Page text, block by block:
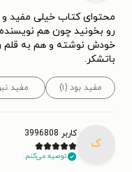
محتوای کتاب خیلی مفید
رو بخونید چون هم
خودش نوشته و هم به قلم
باتشکر.
مفید بود (۱) مفید
ک
کاربر 3996808
توصیه می‌کنم.